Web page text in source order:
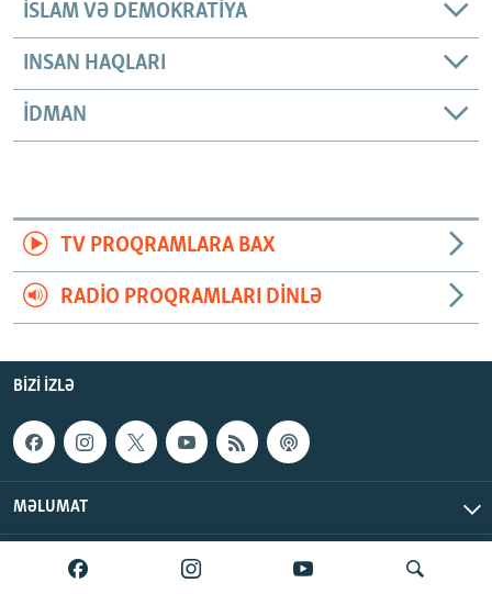
İSLAM VƏ DEMOKRATIYA
INSAN HAQLARI
İDMAN
TV PROQRAMLARA BAX
RADIO PROQRAMLARI DINLƏ
BIZI IZLƏ
MƏLUMAT
AzadlıqRadiosu © 2026 Inc. | Bütün hüquqlar qorunur